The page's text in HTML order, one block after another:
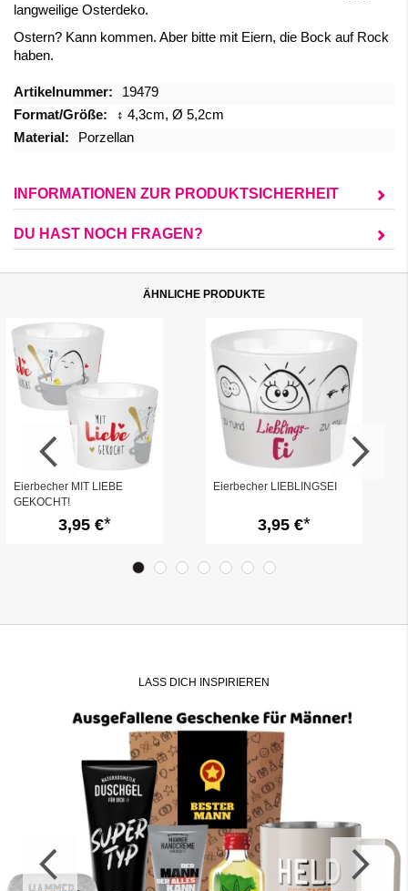
langweilige Osterdeko.
Ostern? Kann kommen. Aber bitte mit Eiern, die Bock auf Rock
haben.
Mehr
Informationen
19479
↕ 4,3cm, Ø 5,2cm
Porzellan
INFORMATIONEN ZUR PRODUKTSICHERHEIT
DU HAST NOCH FRAGEN?
ÄHNLICHE PRODUKTE
Eierbecher MIT LIEBE
GEKOCHT!
3,95 €
Eierbecher LIEBLINGSEI
3,95 €
LASS DICH INSPIRIEREN